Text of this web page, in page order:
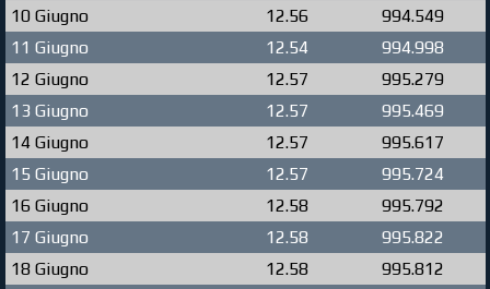
10 Giugno
12.56
994.549
11 Giugno
12.54
994.998
12 Giugno
12.57
995.279
13 Giugno
12.57
995.469
14 Giugno
12.57
995.617
15 Giugno
12.57
995.724
16 Giugno
12.58
995.792
17 Giugno
12.58
995.822
18 Giugno
12.58
995.812